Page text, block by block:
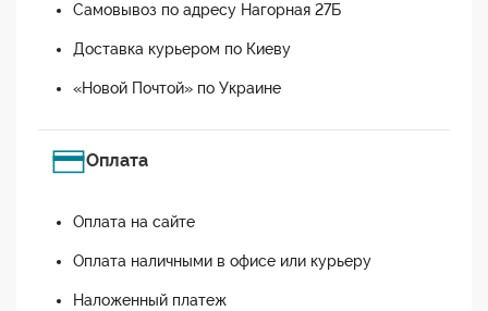
Самовывоз по адресу Нагорная 27Б
Доставка курьером по Киеву
«Новой Почтой» по Украине
Оплата
Оплата на сайте
Оплата наличными в офисе или курьеру
Наложенный платеж